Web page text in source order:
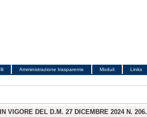
Amministrazione trasparente Moduli
Links
VIGORE DEL D.M. 27 DICEMBRE 2024 N. 206.